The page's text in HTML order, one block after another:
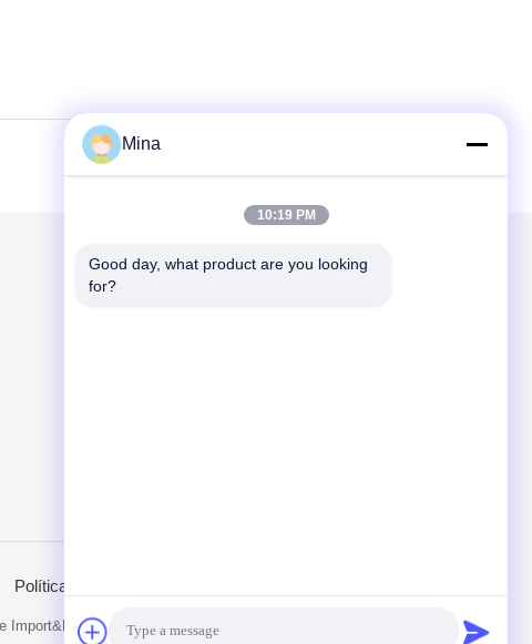
Envíenos un correo
Política de privacidad
Co.,Ltd. All Rights Reserved.
Mina
10:19 PM
Good day, what product are you looking
for?